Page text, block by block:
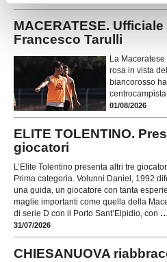
MACERATESE.
Francesco Tarulli
La
rosa in vista
biancorosso
01/08/2026
ELITE TOLENTINO.
giocatori
L’Elite Tolentino presenta altri tre
Prima categoria. Volunni Daniel, 1992
una guida, un giocatore con tanta
maglie importanti come quella della
di serie D con il Porto Sant’Elpidio, con ...
31/07/2026
CHIESANUOVA